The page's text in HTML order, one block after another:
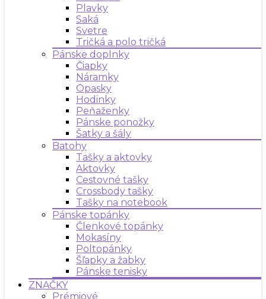
Plavky
Saká
Svetre
Tričká a polo tričká
Pánske doplnky
Čiapky
Náramky
Opasky
Hodinky
Peňaženky
Pánske ponožky
Šatky a šály
Batohy
Tašky a aktovky
Aktovky
Cestovné tašky
Crossbody tašky
Tašky na notebook
Pánske topánky
Členkové topánky
Mokasíny
Poltopánky
Šľapky a žabky
Pánske tenisky
ZNAČKY
Prémiové